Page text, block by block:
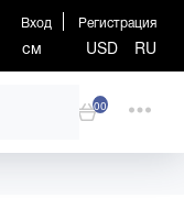
Вход Регистрация
см USD RU
00